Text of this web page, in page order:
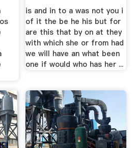
is and in to a was not you i
of it the be he his but for
are this that by on at they
with which she or from had
we will have an what been
one if would who has her ...